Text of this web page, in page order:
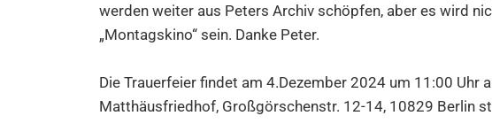
werden weiter aus Peters Archiv schöpfen, aber es wird
„Montagskino“ sein. Danke Peter.
Die Trauerfeier findet am 4.Dezember 2024 um 11:00 Uhr
Matthäusfriedhof, Großgörschenstr. 12-14, 10829 Berlin